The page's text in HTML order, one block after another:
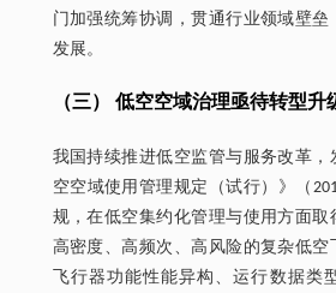
门加强统筹协调，贯通行业领域壁垒
发展。
（三） 低空空域治理亟待转型升
我国持续推进低空监管与服务改革，
空空域使用管理规定（试行）》（
规，在低空集约化管理与使用方面取
高密度、高频次、高风险的复杂低空
飞行器功能性能异构、运行数据类